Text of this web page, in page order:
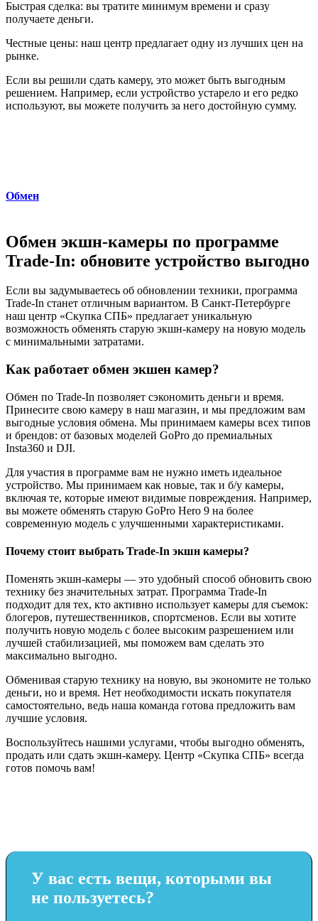
Быстрая сделка: вы тратите минимум времени и сразу
получаете деньги.
Честные цены: наш центр предлагает одну из лучших цен на
рынке.
Если вы решили сдать камеру, это может быть выгодным
решением. Например, если устройство устарело и его редко
используют, вы можете получить за него достойную сумму.
Обмен
Обмен экшн-камеры по программе
Trade-In: обновите устройство выгодно
Если вы задумываетесь об обновлении техники, программа
Trade-In станет отличным вариантом. В Санкт-Петербурге
наш центр «Скупка СПБ» предлагает уникальную
возможность обменять старую экшн-камеру на новую модель
с минимальными затратами.
Как работает обмен экшен камер?
Обмен по Trade-In позволяет сэкономить деньги и время.
Принесите свою камеру в наш магазин, и мы предложим вам
выгодные условия обмена. Мы принимаем камеры всех типов
и брендов: от базовых моделей GoPro до премиальных
Insta360 и DJI.
Для участия в программе вам не нужно иметь идеальное
устройство. Мы принимаем как новые, так и б/у камеры,
включая те, которые имеют видимые повреждения. Например,
вы можете обменять старую GoPro Hero 9 на более
современную модель с улучшенными характеристиками.
Почему стоит выбрать Trade-In экшн камеры?
Поменять экшн-камеры — это удобный способ обновить свою
технику без значительных затрат. Программа Trade-In
подходит для тех, кто активно использует камеры для съемок:
блогеров, путешественников, спортсменов. Если вы хотите
получить новую модель с более высоким разрешением или
лучшей стабилизацией, мы поможем вам сделать это
максимально выгодно.
Обменивая старую технику на новую, вы экономите не только
деньги, но и время. Нет необходимости искать покупателя
самостоятельно, ведь наша команда готова предложить вам
лучшие условия.
Воспользуйтесь нашими услугами, чтобы выгодно обменять,
продать или сдать экшн-камеру. Центр «Скупка СПБ» всегда
готов помочь вам!
У вас есть вещи, которыми вы
не пользуетесь?